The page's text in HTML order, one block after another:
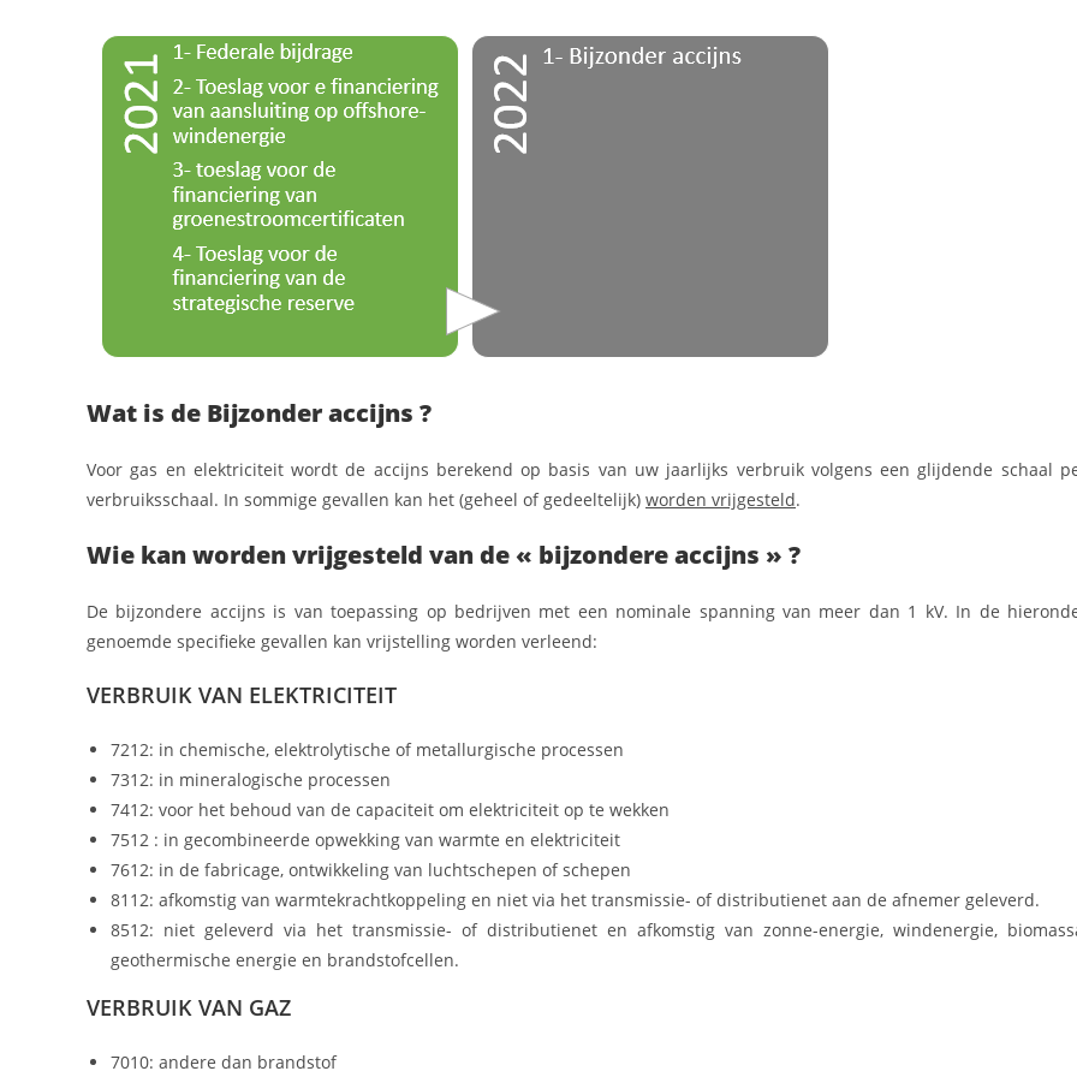
Wat is de Bijzonder accijns ?
Voor gas en elektriciteit wordt de accijns berekend op basis van uw jaarlijks verbruik volgens een glijdende schaal
verbruiksschaal. In sommige gevallen kan het (geheel of gedeeltelijk) worden vrijgesteld.
Wie kan worden vrijgesteld van de « bijzondere accijns » ?
De bijzondere accijns is van toepassing op bedrijven met een nominale spanning van meer dan 1 kV. In de
genoemde specifieke gevallen kan vrijstelling worden verleend:
VERBRUIK VAN ELEKTRICITEIT
7212: in chemische, elektrolytische of metallurgische processen
7312: in mineralogische processen
7412: voor het behoud van de capaciteit om elektriciteit op te wekken
7512 : in gecombineerde opwekking van warmte en elektriciteit
7612: in de fabricage, ontwikkeling van luchtschepen of schepen
8112: afkomstig van warmtekrachtkoppeling en niet via het transmissie- of distributienet aan de afnemer geleverd.
8512: niet geleverd via het transmissie- of distributienet en afkomstig van zonne-energie, windenergie,
geothermische energie en brandstofcellen.
VERBRUIK VAN GAZ
7010: andere dan brandstof